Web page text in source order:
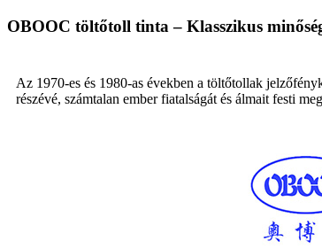
OBOOC töltőtoll tinta – Klasszikus
Az 1970-es és 1980-as években a töltőtollak
részévé, számtalan ember fiatalságát és álmait festi